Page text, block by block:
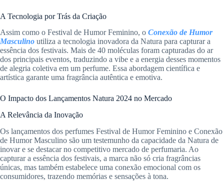
A Tecnologia por Trás da Criação
Assim como o Festival de Humor Feminino, o Conexão de Humor
Masculino utiliza a tecnologia inovadora da Natura para capturar a
essência dos festivais. Mais de 40 moléculas foram capturadas do ar
dos principais eventos, traduzindo a vibe e a energia desses momentos
de alegria coletiva em um perfume. Essa abordagem científica e
artística garante uma fragrância autêntica e emotiva.
O Impacto dos Lançamentos Natura 2024 no Mercado
A Relevância da Inovação
Os lançamentos dos perfumes Festival de Humor Feminino e Conexão
de Humor Masculino são um testemunho da capacidade da Natura de
inovar e se destacar no competitivo mercado de perfumaria. Ao
capturar a essência dos festivais, a marca não só cria fragrâncias
únicas, mas também estabelece uma conexão emocional com os
consumidores, trazendo memórias e sensações à tona.